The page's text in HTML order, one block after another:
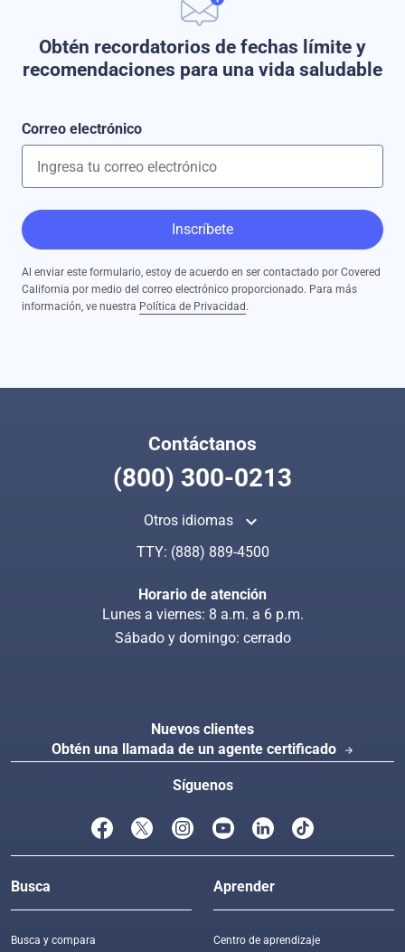
Busca en CoveredCa.com
Obtén recordatorios de fechas límite y
recomendaciones para una vida saludable
Correo electrónico
Inscríbete
Al enviar este formulario, estoy de acuerdo en ser contactado por Covered
California por medio del correo electrónico proporcionado. Para más
información, ve nuestra Política de Privacidad .
Contáctanos
(800) 300-0213
Otros idiomas keyboard_arrow_up
TTY: (888) 889-4500
Horario de atención
Lunes a viernes: 8 a.m. a 6 p.m.
Sábado y domingo: cerrado
Nuevos clientes
Obtén una llamada de un agente certificado
arrow_forward
Síguenos
Busca
Busca y compara
Aprender
Centro de aprendizaje